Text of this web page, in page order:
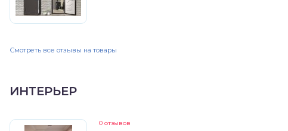
Смотреть все отзывы на товары
ИНТЕРЬЕР
0 отзывов